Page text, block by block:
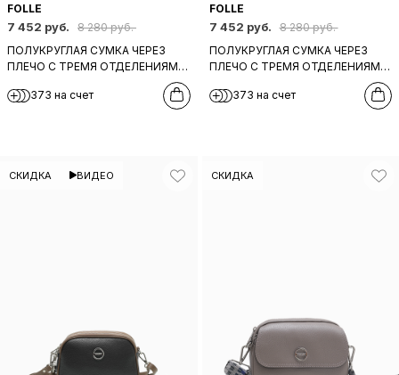
FOLLE
7 452 руб.
8 280 руб.
ПОЛУКРУГЛАЯ СУМКА ЧЕРЕЗ
ПЛЕЧО С ТРЕМЯ ОТДЕЛЕНИЯМИ
И ПУЛЛЕРОМ-КИСТОЧКОЙ ОТ
FOLLE ОЛИВКОВОГО ЦВЕТА
373 на счет
FOLLE
7 452 руб.
8 280 руб.
ПОЛУКРУГЛАЯ СУМКА ЧЕРЕЗ
ПЛЕЧО С ТРЕМЯ ОТДЕЛЕНИЯМИ
И ПУЛЛЕРОМ-КИСТОЧКОЙ ОТ
FOLLE ТЕМНО-СИНЕГО ЦВЕТА
373 на счет
СКИДКА ВИДЕО СКИДКА